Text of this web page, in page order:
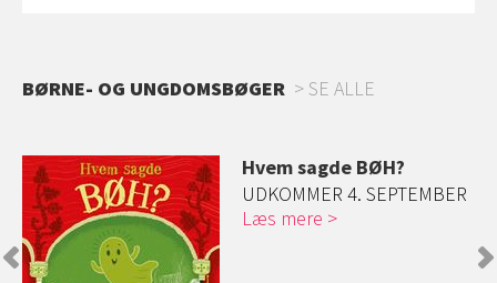
BØRNE- OG UNGDOMSBØGER SE ALLE
Hvem sagde BØH?
UDKOMMER 4. SEPTEMBER
Læs mere